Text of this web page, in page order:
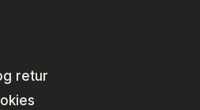
retur